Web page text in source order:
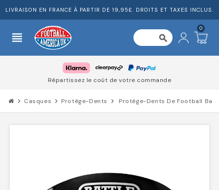
LIVRAISON EN FRANCE À PARTIR DE 19,95£. DROITS ET TAXES INCLUS.
view_headline search
0
Répartissez le coût de votre commande
chevron_right Casques chevron_right Protège-Dents chevron_right Protège-Dents De Football